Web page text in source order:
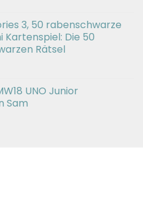
3, 50 rabenschwarze
Kartenspiel: Die 50
Rätsel
UNO Junior
Sam